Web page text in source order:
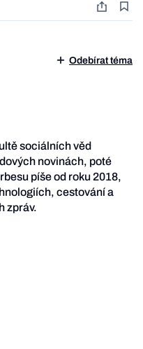
Odebírat téma
sociálních věd
novinách, poté
píše od roku 2018,
cestování a
zpráv.